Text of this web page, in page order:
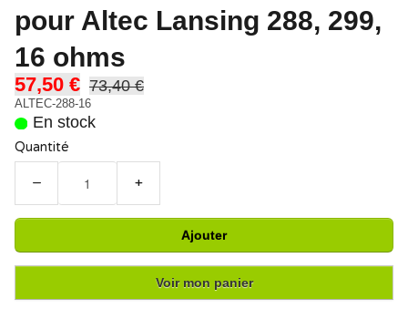
pour Altec Lansing 288, 299,
16 ohms
57,50 € 73,40 €
ALTEC-288-16
En stock
Quantité
− +
Ajouter
Voir mon panier